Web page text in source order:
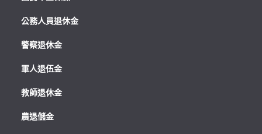
公務人員退休金
警察退休金
軍人退伍金
教師退休金
農退儲金